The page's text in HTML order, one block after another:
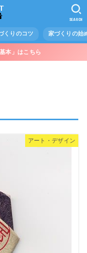
くりのコツ 家づくりの始
SEARCH
本」はこちら
アート・デザイン